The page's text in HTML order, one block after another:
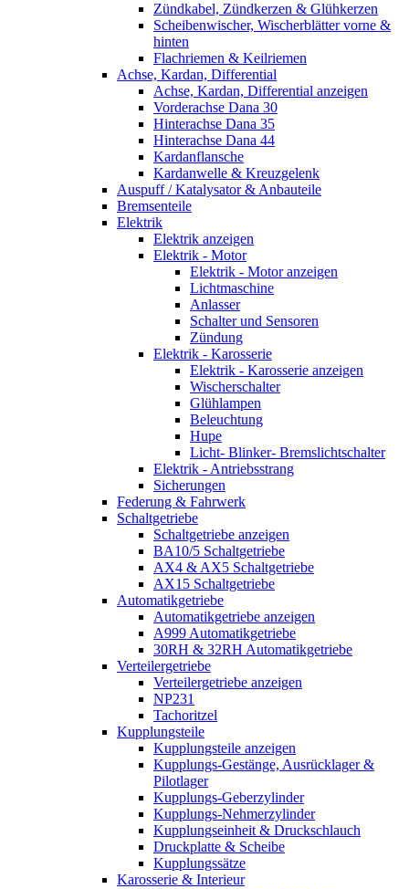
Zündkabel, Zündkerzen & Glühkerzen
Scheibenwischer, Wischerblätter vorne &
hinten
Flachriemen & Keilriemen
Achse, Kardan, Differential
Achse, Kardan, Differential anzeigen
Vorderachse Dana 30
Hinterachse Dana 35
Hinterachse Dana 44
Kardanflansche
Kardanwelle & Kreuzgelenk
Auspuff / Katalysator & Anbauteile
Bremsenteile
Elektrik
Elektrik anzeigen
Elektrik - Motor
Elektrik - Motor anzeigen
Lichtmaschine
Anlasser
Schalter und Sensoren
Zündung
Elektrik - Karosserie
Elektrik - Karosserie anzeigen
Wischerschalter
Glühlampen
Beleuchtung
Hupe
Licht- Blinker- Bremslichtschalter
Elektrik - Antriebsstrang
Sicherungen
Federung & Fahrwerk
Schaltgetriebe
Schaltgetriebe anzeigen
BA10/5 Schaltgetriebe
AX4 & AX5 Schaltgetriebe
AX15 Schaltgetriebe
Automatikgetriebe
Automatikgetriebe anzeigen
A999 Automatikgetriebe
30RH & 32RH Automatikgetriebe
Verteilergetriebe
Verteilergetriebe anzeigen
NP231
Tachoritzel
Kupplungsteile
Kupplungsteile anzeigen
Kupplungs-Gestänge, Ausrücklager &
Pilotlager
Kupplungs-Geberzylinder
Kupplungs-Nehmerzylinder
Kupplungseinheit & Druckschlauch
Druckplatte & Scheibe
Kupplungssätze
Karosserie & Interieur